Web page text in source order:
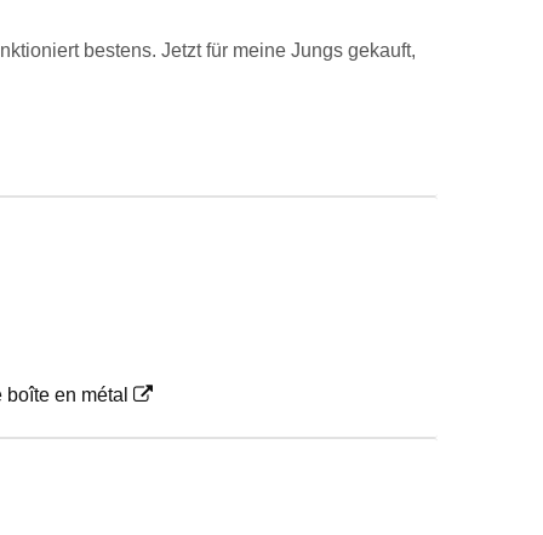
bestens. Jetzt für meine Jungs gekauft,
en métal